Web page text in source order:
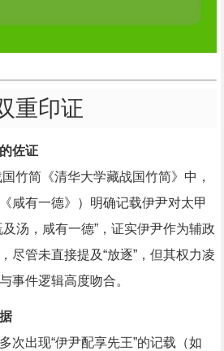
重印证
佐证
竹简《清华大学藏战国竹简》中，
咸有一德》）明确记载伊尹对太甲
及汤，咸有一德”，证实伊尹作为辅政
尽管未直接提及“放逐”，但其权力凌
事件逻辑高度吻合。
次出现“伊尹配享先王”的记载（如